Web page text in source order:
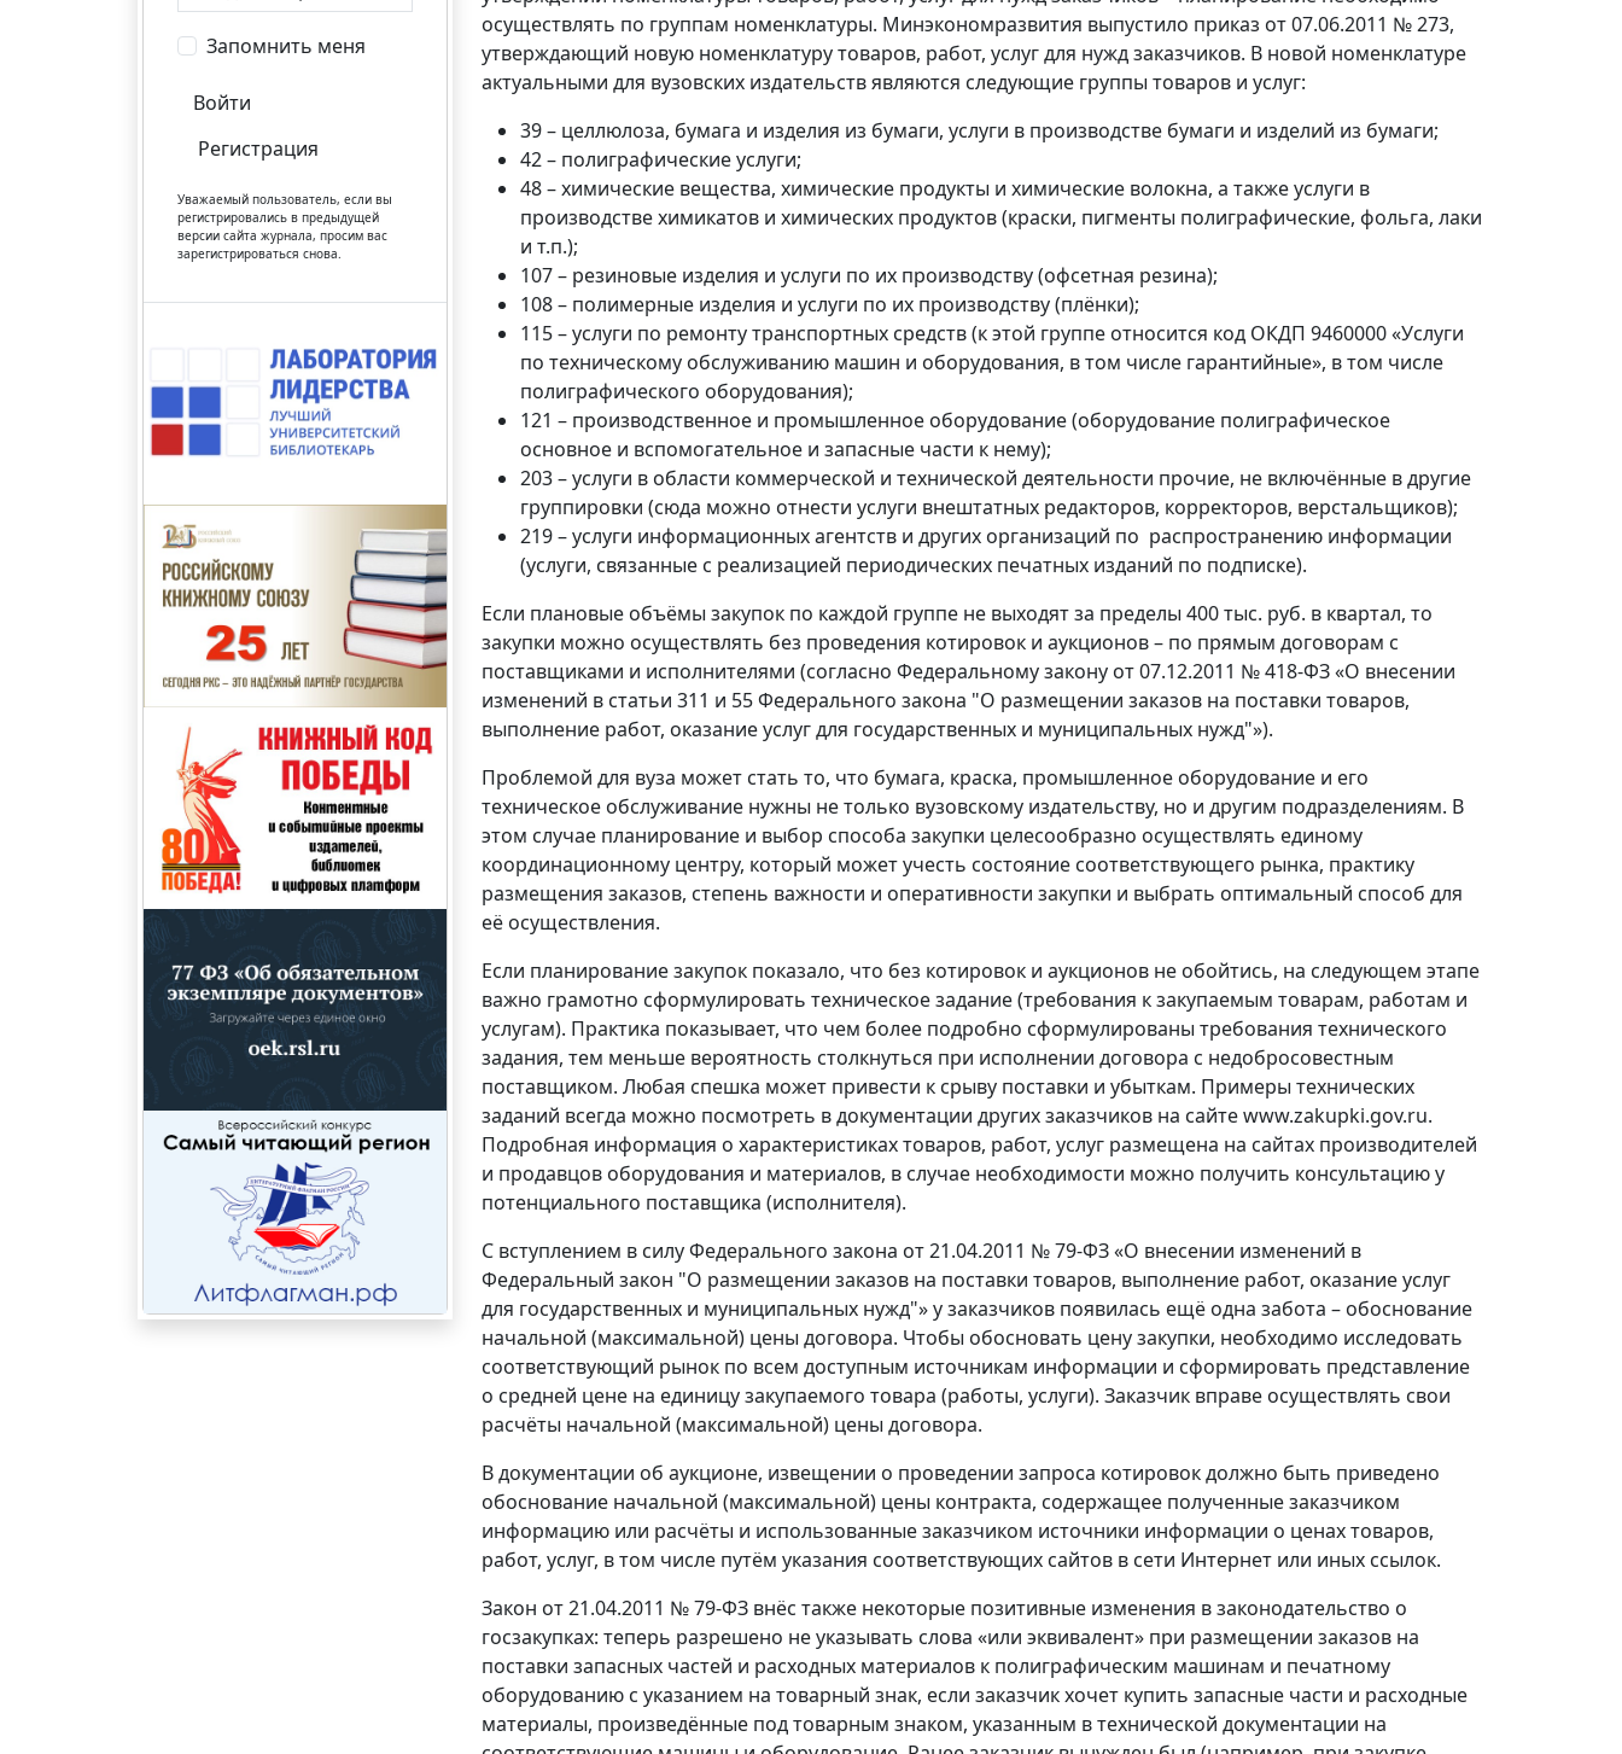
Запомнить меня
Войти
Регистрация
Уважаемый пользователь, если вы
регистрировались в предыдущей
версии сайта журнала, просим вас
зарегистрироваться снова.
осуществлять по группам номенклатуры. Минэкономразвития выпустило приказ от 07.06.2011 № 273,
утверждающий новую номенклатуру товаров, работ, услуг для нужд заказчиков. В новой номенклатуре
актуальными для вузовских издательств являются следующие группы товаров и услуг:
39 – целлюлоза, бумага и изделия из бумаги, услуги в производстве бумаги и изделий из бумаги;
42 – полиграфические услуги;
48 – химические вещества, химические продукты и химические волокна, а также услуги в
производстве химикатов и химических продуктов (краски, пигменты полиграфические, фольга, лаки
и т.п.);
107 – резиновые изделия и услуги по их производству (офсетная резина);
108 – полимерные изделия и услуги по их производству (плёнки);
115 – услуги по ремонту транспортных средств (к этой группе относится код ОКДП 9460000 «Услуги
по техническому обслуживанию машин и оборудования, в том числе гарантийные», в том числе
полиграфического оборудования);
121 – производственное и промышленное оборудование (оборудование полиграфическое
основное и вспомогательное и запасные части к нему);
203 – услуги в области коммерческой и технической деятельности прочие, не включённые в другие
группировки (сюда можно отнести услуги внештатных редакторов, корректоров, верстальщиков);
219 – услуги информационных агентств и других организаций по распространению информации
(услуги, связанные с реализацией периодических печатных изданий по подписке).
Если плановые объёмы закупок по каждой группе не выходят за пределы 400 тыс. руб. в квартал, то
закупки можно осуществлять без проведения котировок и аукционов – по прямым договорам с
поставщиками и исполнителями (согласно Федеральному закону от 07.12.2011 № 418-ФЗ «О внесении
изменений в статьи 311 и 55 Федерального закона "О размещении заказов на поставки товаров,
выполнение работ, оказание услуг для государственных и муниципальных нужд"»).
Проблемой для вуза может стать то, что бумага, краска, промышленное оборудование и его
техническое обслуживание нужны не только вузовскому издательству, но и другим подразделениям. В
этом случае планирование и выбор способа закупки целесообразно осуществлять единому
координационному центру, который может учесть состояние соответствующего рынка, практику
размещения заказов, степень важности и оперативности закупки и выбрать оптимальный способ для
её осуществления.
Если планирование закупок показало, что без котировок и аукционов не обойтись, на следующем этапе
важно грамотно сформулировать техническое задание (требования к закупаемым товарам, работам и
услугам). Практика показывает, что чем более подробно сформулированы требования технического
задания, тем меньше вероятность столкнуться при исполнении договора с недобросовестным
поставщиком. Любая спешка может привести к срыву поставки и убыткам. Примеры технических
заданий всегда можно посмотреть в документации других заказчиков на сайте www.zakupki.gov.ru.
Подробная информация о характеристиках товаров, работ, услуг размещена на сайтах производителей
и продавцов оборудования и материалов, в случае необходимости можно получить консультацию у
потенциального поставщика (исполнителя).
С вступлением в силу Федерального закона от 21.04.2011 № 79-ФЗ «О внесении изменений в
Федеральный закон "О размещении заказов на поставки товаров, выполнение работ, оказание услуг
для государственных и муниципальных нужд"» у заказчиков появилась ещё одна забота – обоснование
начальной (максимальной) цены договора. Чтобы обосновать цену закупки, необходимо исследовать
соответствующий рынок по всем доступным источникам информации и сформировать представление
о средней цене на единицу закупаемого товара (работы, услуги). Заказчик вправе осуществлять свои
расчёты начальной (максимальной) цены договора.
В документации об аукционе, извещении о проведении запроса котировок должно быть приведено
обоснование начальной (максимальной) цены контракта, содержащее полученные заказчиком
информацию или расчёты и использованные заказчиком источники информации о ценах товаров,
работ, услуг, в том числе путём указания соответствующих сайтов в сети Интернет или иных ссылок.
Закон от 21.04.2011 № 79-ФЗ внёс также некоторые позитивные изменения в законодательство о
госзакупках: теперь разрешено не указывать слова «или эквивалент» при размещении заказов на
поставки запасных частей и расходных материалов к полиграфическим машинам и печатному
оборудованию с указанием на товарный знак, если заказчик хочет купить запасные части и расходные
материалы, произведённые под товарным знаком, указанным в технической документации на